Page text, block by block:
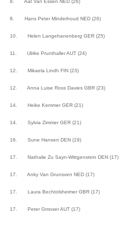
8. Aat Van Essen NED (26)
8. Hans Peter Minderhoud NED (26)
10. Helen Langehanenberg GER (25)
11. Ulrike Prunthaller AUT (24)
12. Mikaela Lindh FIN (23)
12. Anna Luise Ross Davies GBR (23)
14. Heike Kemmer GER (21)
14. Sylvia Zimmer GER (21)
16. Sune Hansen DEN (19)
17. Nathalie Zu Sayn-Wittgenstein DEN (17)
17. Anky Van Grunsven NED (17)
17. Laura Bechtolsheimer GBR (17)
17. Peter Gmoser AUT (17)